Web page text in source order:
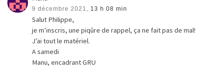
9 décembre 2021, 13 h 08 min
Salut Philippe,
je m’inscris, une piqûre de rappel, ça ne fait pas de mal!
J’ai tout le matériel.
A samedi
Manu, encadrant GRU